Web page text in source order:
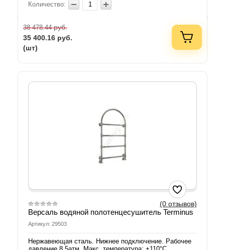
Количество:
38 478.44руб.
35 400.16 руб.
(шт)
(0 отзывов)
Версаль водяной полотенцесушитель Terminus
Артикул: 29503
Нержавеющая сталь. Нижнее подключение. Рабочее